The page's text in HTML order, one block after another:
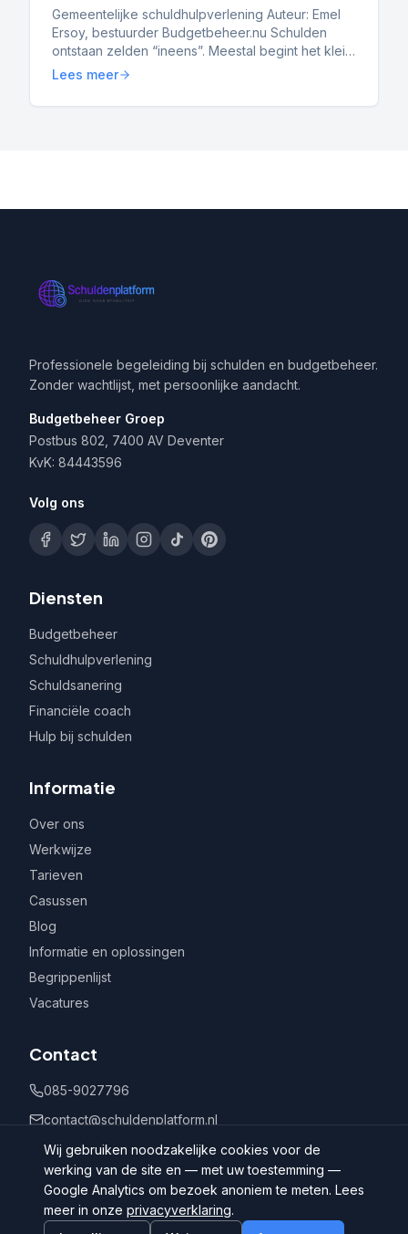
Schuldenplatform.nl zich verhoudt tot
gemeenten
Gemeentelijke schuldhulpverlening Auteur: Emel
Ersoy, bestuurder Budgetbeheer.nu Schulden
ontstaan zelden “ineens”. Meestal begint het klein:
een achterstand bij energie, een paar
Lees meer
Professionele begeleiding bij schulden en budgetbeheer.
Zonder wachtlijst, met persoonlijke aandacht.
Budgetbeheer Groep
Postbus 802, 7400 AV Deventer
KvK: 84443596
Volg ons
Diensten
Budgetbeheer
Schuldhulpverlening
Schuldsanering
Financiële coach
Hulp bij schulden
Informatie
Over ons
Werkwijze
Tarieven
Casussen
Blog
Informatie en oplossingen
Begrippenlijst
Vacatures
Contact
085-9027796
contact@schuldenplatform.nl
Postbus 802, 7400 AV Deventer
Wij gebruiken noodzakelijke cookies voor de
werking van de site en — met uw toestemming —
Google Analytics om bezoek anoniem te meten. Lees
meer in onze privacyverklaring.